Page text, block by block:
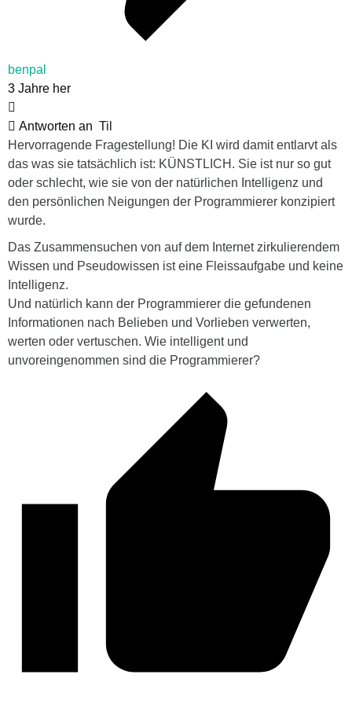
benpal
3 Jahre her
Antworten an Til
Hervorragende Fragestellung! Die KI wird damit entlarvt als
das was sie tatsächlich ist: KÜNSTLICH. Sie ist nur so gut
oder schlecht, wie sie von der natürlichen Intelligenz und
den persönlichen Neigungen der Programmierer konzipiert
wurde.
Das Zusammensuchen von auf dem Internet zirkulierendem
Wissen und Pseudowissen ist eine Fleissaufgabe und keine
Intelligenz.
Und natürlich kann der Programmierer die gefundenen
Informationen nach Belieben und Vorlieben verwerten,
werten oder vertuschen. Wie intelligent und
unvoreingenommen sind die Programmierer?